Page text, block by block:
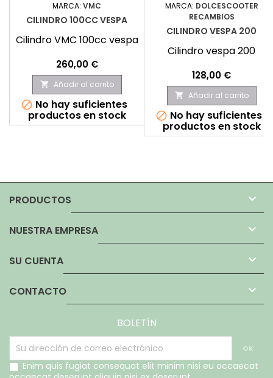
MARCA: VMC
CILINDRO 100CC VESPA
Cilindro VMC 100cc vespa
Precio
260,00 €
 Añadir al carrito
 No hay suficientes
productos en stock
MARCA: DOLCESCOOTER
RECAMBIOS
CILINDRO VESPA 200
Cilindro vespa 200
Precio
128,00 €
 Añadir al carrito
 No hay suficientes
productos en stock
PRODUCTOS 
NUESTRA EMPRESA 
SU CUENTA 
CONTACTO 
BOLETÍN
Enim quis fugiat consequat elit minim nisi eu occaecat